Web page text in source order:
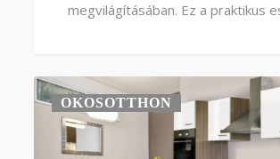
megvilágításában. Ez a praktikus
OKOSOTTHON